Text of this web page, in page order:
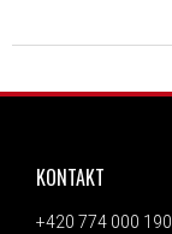
ZÁPATÍ
KONTAKT
+420 774 000 190